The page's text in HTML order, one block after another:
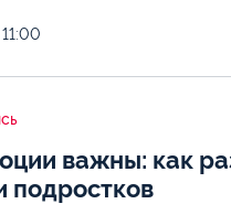
11:00
важны: как
подростков